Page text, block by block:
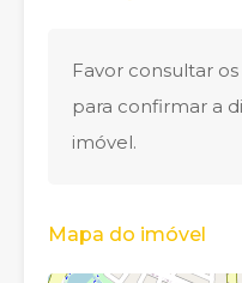
Favor consultar
para confirmar a
imóvel.
Mapa do imóvel